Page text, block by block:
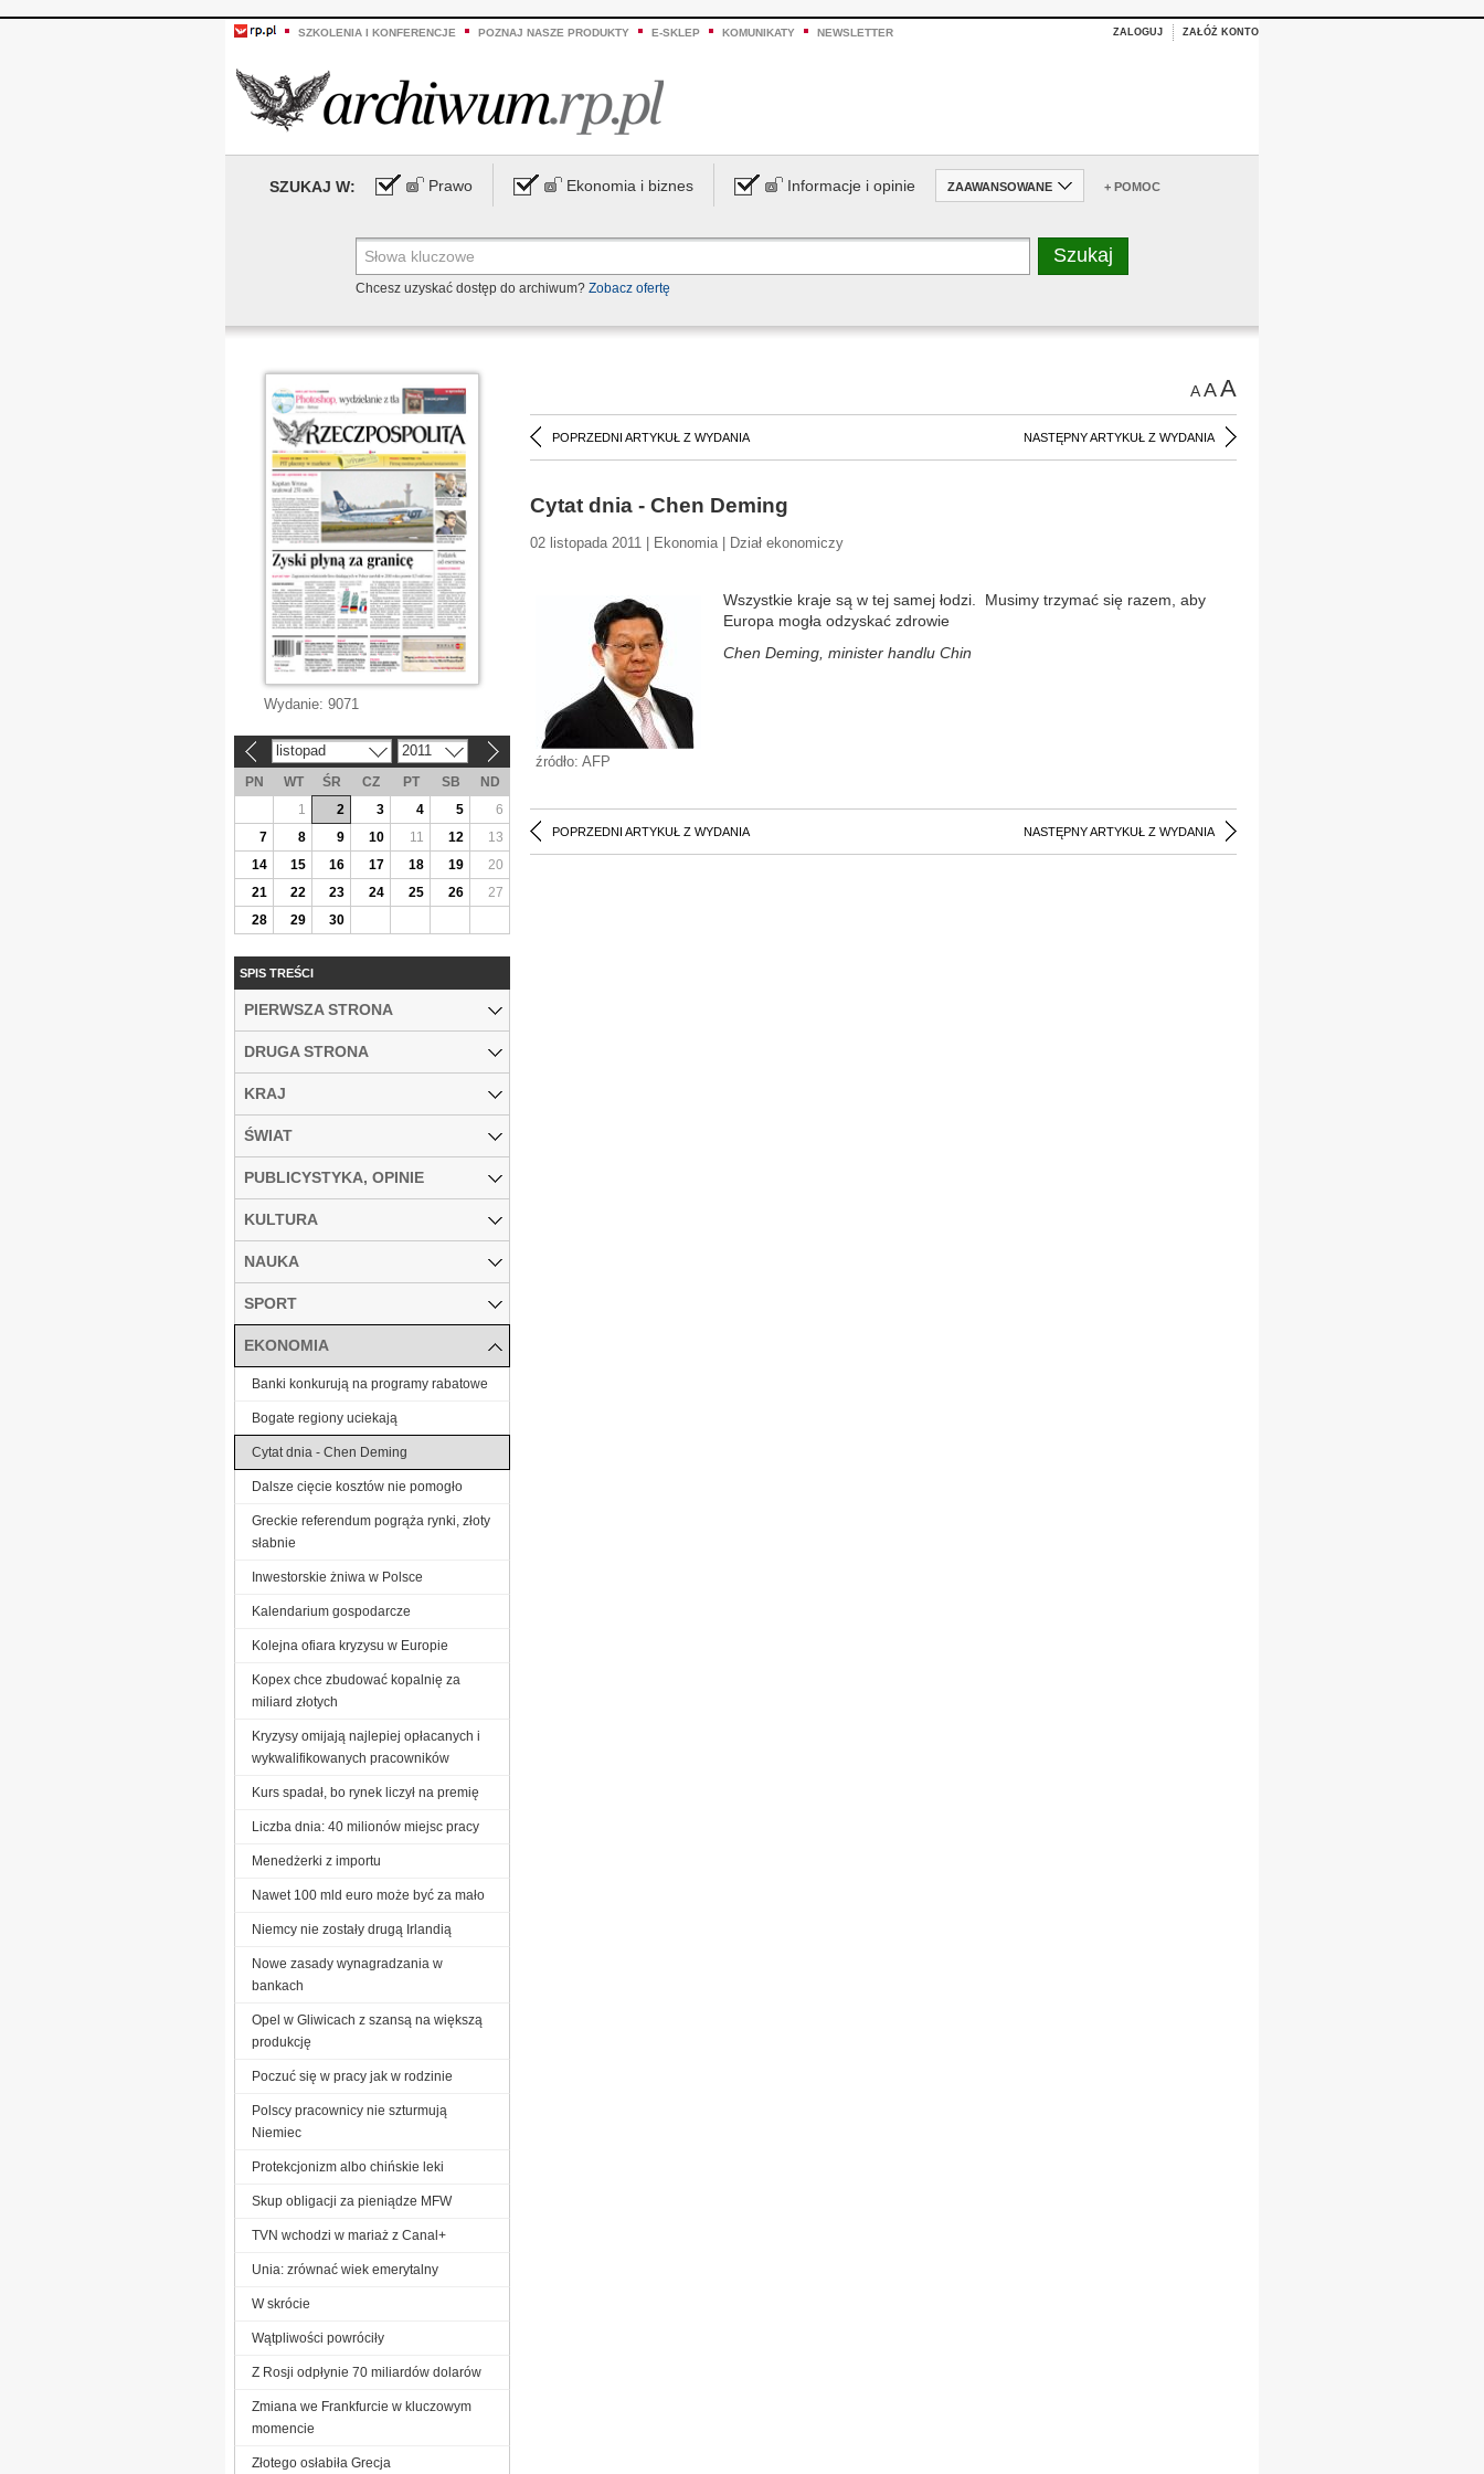
SZKOLENIA I KONFERENCJE POZNAJ NASZE PRODUKTY E-SKLEP KOMUNIKATY NEWSLETTER ZALOGUJ ZAŁÓŻ KONTO
SZUKAJ W: Prawo Ekonomia i biznes Informacje i opinie ZAAWANSOWANE + POMOC
Chcesz uzyskać dostęp do archiwum? Zobacz ofertę
AAA
POPRZEDNI ARTYKUŁ Z WYDANIA NASTĘPNY ARTYKUŁ Z WYDANIA
Cytat dnia - Chen Deming
02 listopada 2011 | Ekonomia | Dział ekonomiczy
źródło: AFP
Wszystkie kraje są w tej samej łodzi. Musimy trzymać się razem, aby
Europa mogła odzyskać zdrowie
Chen Deming, minister handlu Chin
POPRZEDNI ARTYKUŁ Z WYDANIA NASTĘPNY ARTYKUŁ Z WYDANIA
Wydanie: 9071
listopad 2011
PN WT ŚR CZ PT SB
ND
1
2 3 4 5
6
7
8 9 10 11 12
13
14
15 16 17 18 19
20
21
22 23 24 25 26
27
28
29 30
SPIS TREŚCI
PIERWSZA STRONA
DRUGA STRONA
KRAJ
ŚWIAT
PUBLICYSTYKA, OPINIE
KULTURA
NAUKA
SPORT
EKONOMIA
Banki konkurują na programy rabatowe
Bogate regiony uciekają
Cytat dnia - Chen Deming
Dalsze cięcie kosztów nie pomogło
Greckie referendum pogrąża rynki, złoty
słabnie
Inwestorskie żniwa w Polsce
Kalendarium gospodarcze
Kolejna ofiara kryzysu w Europie
Kopex chce zbudować kopalnię za
miliard złotych
Kryzysy omijają najlepiej opłacanych i
wykwalifikowanych pracowników
Kurs spadał, bo rynek liczył na premię
Liczba dnia: 40 milionów miejsc pracy
Menedżerki z importu
Nawet 100 mld euro może być za mało
Niemcy nie zostały drugą Irlandią
Nowe zasady wynagradzania w
bankach
Opel w Gliwicach z szansą na większą
produkcję
Poczuć się w pracy jak w rodzinie
Polscy pracownicy nie szturmują
Niemiec
Protekcjonizm albo chińskie leki
Skup obligacji za pieniądze MFW
TVN wchodzi w mariaż z Canal+
Unia: zrównać wiek emerytalny
W skrócie
Wątpliwości powróciły
Z Rosji odpłynie 70 miliardów dolarów
Zmiana we Frankfurcie w kluczowym
momencie
Złotego osłabiła Grecja